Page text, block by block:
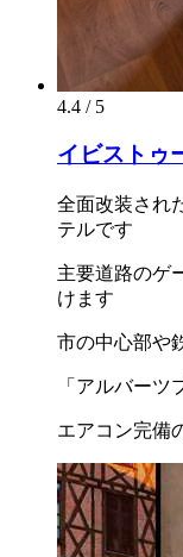
4.4 / 5
イビストゥ
全面改装され
テルです
主要道路のゲ
けます
市の中心部や
「アルバー
エアコン完備